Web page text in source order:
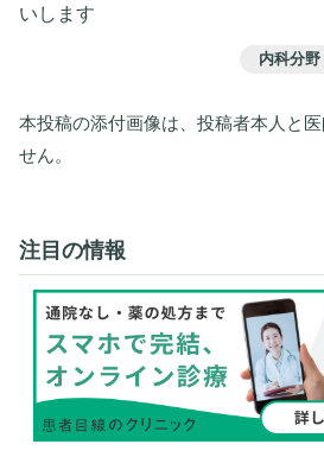
いします
内科分野
本投稿の添付画像は、投稿者本人と
せん。
注目の情報